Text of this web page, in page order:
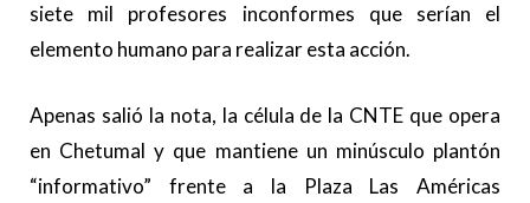
siete mil profesores inconformes que serían el
elemento humano para realizar esta acción.
Apenas salió la nota, la célula de la CNTE que opera
en Chetumal y que mantiene un minúsculo plantón
“informativo” frente a la Plaza Las Américas